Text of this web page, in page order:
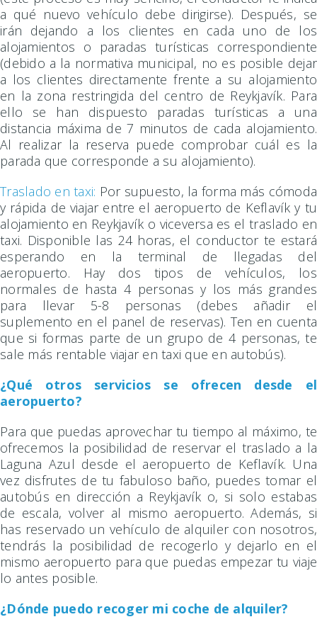
a qué nuevo vehículo debe dirigirse). Después, se
irán dejando a los clientes en cada uno de los
alojamientos o paradas turísticas correspondiente
(debido a la normativa municipal, no es posible dejar
a los clientes directamente frente a su alojamiento
en la zona restringida del centro de Reykjavík. Para
ello se han dispuesto paradas turísticas a una
distancia máxima de 7 minutos de cada alojamiento.
Al realizar la reserva puede comprobar cuál es la
parada que corresponde a su alojamiento).
Traslado en taxi: Por supuesto, la forma más cómoda
y rápida de viajar entre el aeropuerto de Keflavík y tu
alojamiento en Reykjavík o viceversa es el traslado en
taxi. Disponible las 24 horas, el conductor te estará
esperando en la terminal de llegadas del
aeropuerto. Hay dos tipos de vehículos, los
normales de hasta 4 personas y los más grandes
para llevar 5-8 personas (debes añadir el
suplemento en el panel de reservas). Ten en cuenta
que si formas parte de un grupo de 4 personas, te
sale más rentable viajar en taxi que en autobús).
¿Qué otros servicios se ofrecen desde el
aeropuerto?
Para que puedas aprovechar tu tiempo al máximo, te
ofrecemos la posibilidad de reservar el traslado a la
Laguna Azul desde el aeropuerto de Keflavík. Una
vez disfrutes de tu fabuloso baño, puedes tomar el
autobús en dirección a Reykjavík o, si solo estabas
de escala, volver al mismo aeropuerto. Además, si
has reservado un vehículo de alquiler con nosotros,
tendrás la posibilidad de recogerlo y dejarlo en el
mismo aeropuerto para que puedas empezar tu viaje
lo antes posible.
¿Dónde puedo recoger mi coche de alquiler?